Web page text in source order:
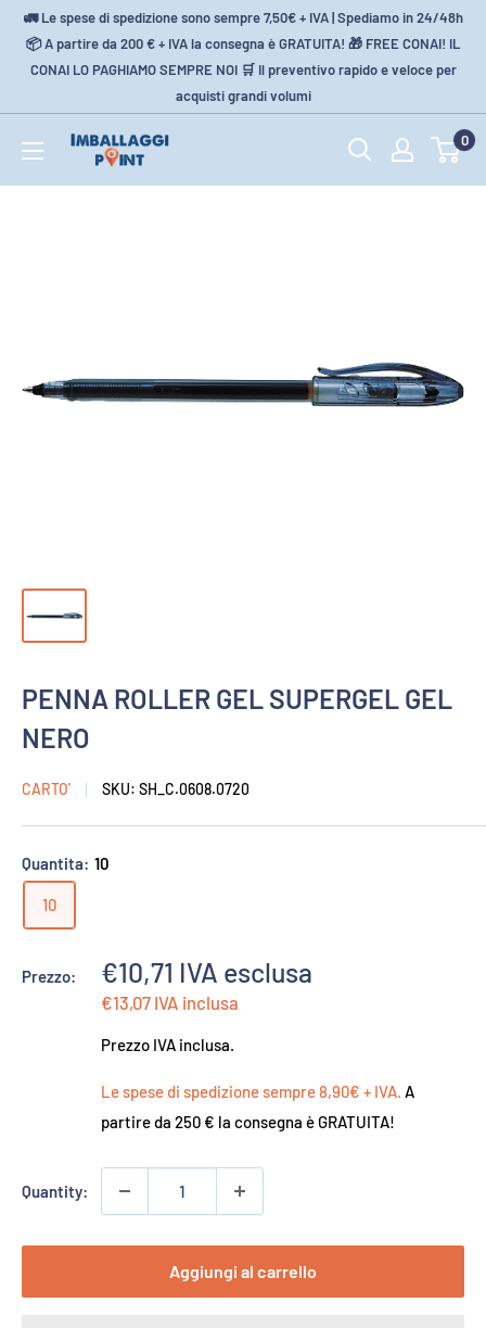
Salta
contenuto
🚛 Le spese di spedizione sono sempre 7,50€ + IVA | Spediamo in 24/48h
📦 A partire da 200 € + IVA la consegna è GRATUITA! 🎁 FREE CONAI! IL
CONAI LO PAGHIAMO SEMPRE NOI 🛒 Il preventivo rapido e veloce per
acquisti grandi volumi
Imballaggi-
Point
0
PENNA ROLLER GEL SUPERGEL GEL
NERO
CARTO' SKU: SH_C.0608.0720
Quantita: 10
10
Prezzo:
Prezzo
di
€10,71 IVA esclusa
€13,07 IVA inclusa
Prezzo IVA inclusa.
Le spese di spedizione sempre 8,90€ + IVA. A
partire da 250 € la consegna è GRATUITA!
Quantity:
Aggiungi al carrello